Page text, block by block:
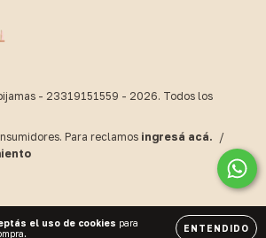
el uso de cookies para
ENTENDIDO
- 23319151559 - 2026. Todos los
Para reclamos ingresá acá. /